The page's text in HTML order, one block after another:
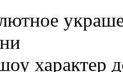
характер